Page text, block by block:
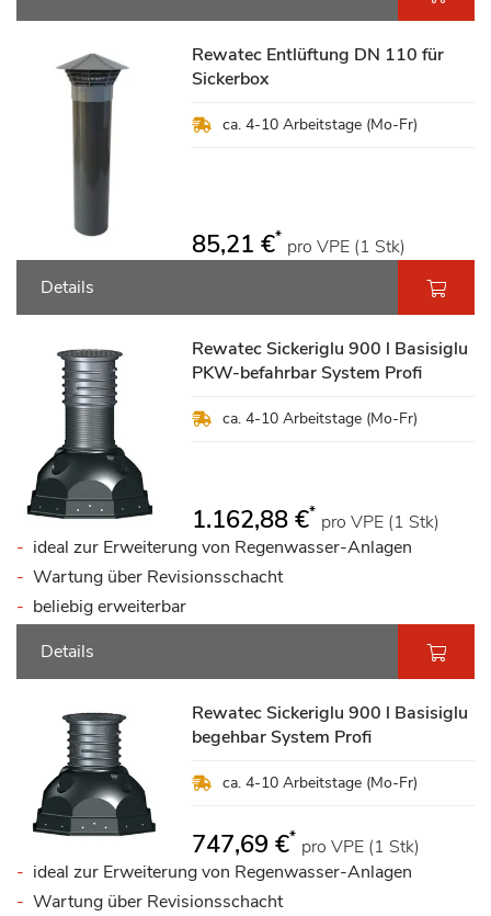
Rewatec Entlüftung DN 110 für
Sickerbox
ca. 4-10 Arbeitstage (Mo-Fr)
85,21 €* pro VPE (1 Stk)
Details
Rewatec Sickeriglu 900 l Basisiglu
PKW-befahrbar System Profi
ca. 4-10 Arbeitstage (Mo-Fr)
1.162,88 €* pro VPE (1 Stk)
ideal zur Erweiterung von Regenwasser-Anlagen
Wartung über Revisionsschacht
beliebig erweiterbar
Details
Rewatec Sickeriglu 900 l Basisiglu
begehbar System Profi
ca. 4-10 Arbeitstage (Mo-Fr)
747,69 €* pro VPE (1 Stk)
ideal zur Erweiterung von Regenwasser-Anlagen
Wartung über Revisionsschacht